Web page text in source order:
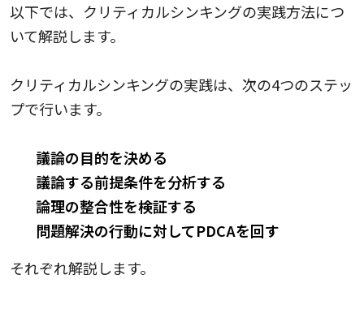
以下では、クリティカルシンキングの実践方法につ
いて解説します。
クリティカルシンキングの実践は、次の4つのステッ
プで行います。
議論の目的を決める
議論する前提条件を分析する
論理の整合性を検証する
問題解決の行動に対してPDCAを回す
それぞれ解説します。